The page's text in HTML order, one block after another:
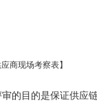
商现场考察表】
的目的是保证供应